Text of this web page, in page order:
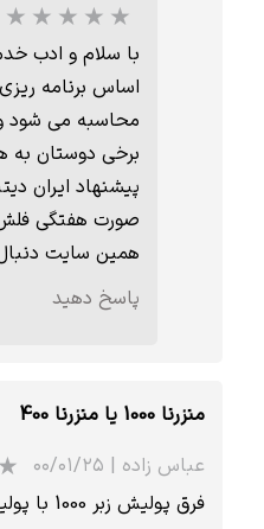
با سلام و ادب
اساس برنامه
محاسبه می شود
برخی دوستان
پیشنهاد ایران
صورت هفتگی فلش
همین سایت
پاسخ دهید
منزرنا 1000 یا منزرنا 400
عباس زاده | ۰۰/۰۱/۲۵
فرق پولیش زبر 1000 با پولیش زبر 400 چیه بزرگوار؟